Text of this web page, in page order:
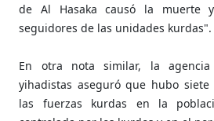
de Al Hasaka causó la muerte
seguidores de las unidades kurdas".
En otra nota similar, la
yihadistas aseguró que hubo
las fuerzas kurdas en la